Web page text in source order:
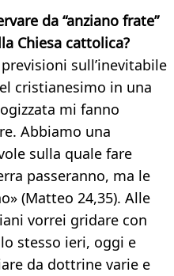
da “anziano frate”
Chiesa cattolica?
sull’inevitabile
cristianesimo in una
mi fanno
Abbiamo una
sulla quale fare
passeranno, ma le
(Matteo 24,35). Alle
vorrei gridare con
stesso ieri, oggi e
da dottrine varie e